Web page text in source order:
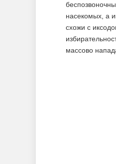
насекомых, а
схожи с
массово